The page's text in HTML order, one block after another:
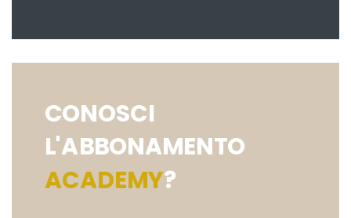
CONOSCI
L'ABBONAMENTO
ACADEMY?